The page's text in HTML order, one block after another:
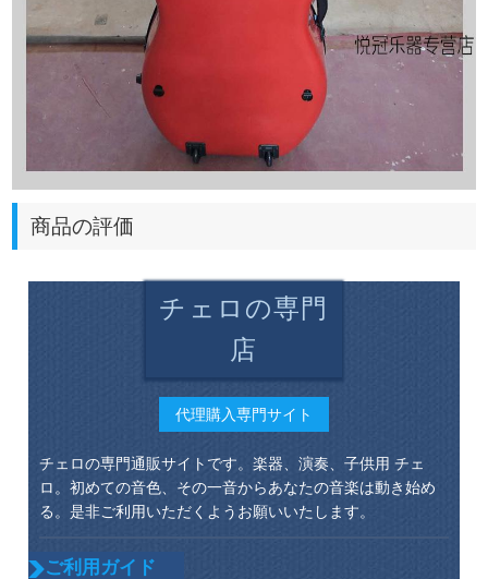
商品の評価
チェロの専門
店
代理購入専門サイト
チェロの専門通販サイトです。楽器、演奏、子供用 チェ
ロ。初めての音色、その一音からあなたの音楽は動き始め
る。是非ご利用いただくようお願いいたします。
ご利用ガイド